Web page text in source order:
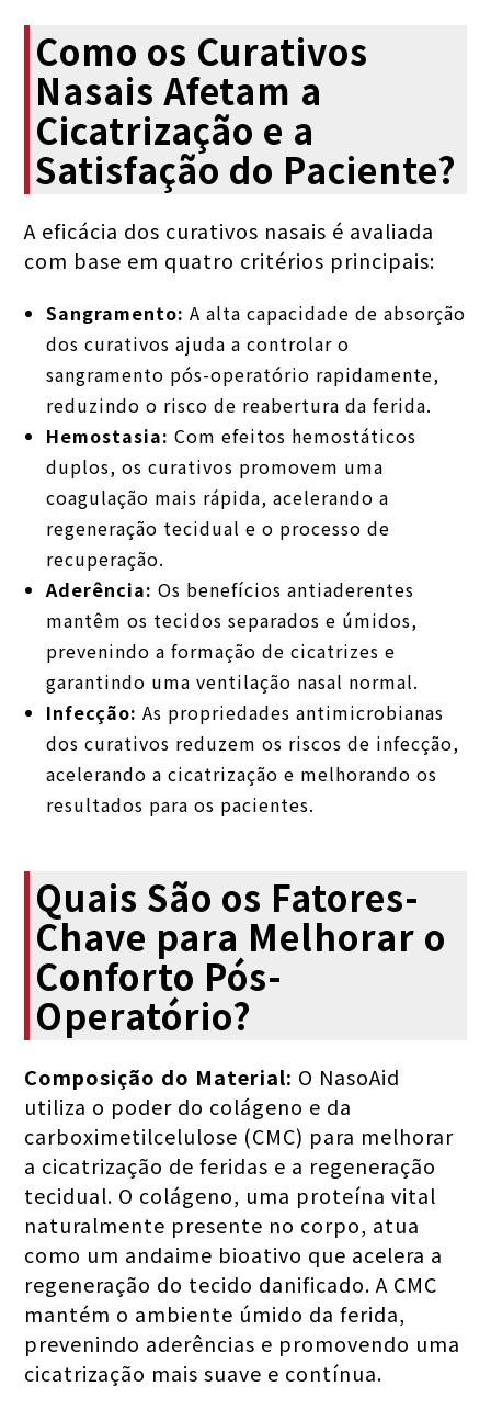
Como os Curativos
Nasais Afetam a
Cicatrização e a
Satisfação do Paciente?
A eficácia dos curativos nasais é avaliada
com base em quatro critérios principais:
Sangramento: A alta capacidade de absorção
dos curativos ajuda a controlar o
sangramento pós-operatório rapidamente,
reduzindo o risco de reabertura da ferida.
Hemostasia: Com efeitos hemostáticos
duplos, os curativos promovem uma
coagulação mais rápida, acelerando a
regeneração tecidual e o processo de
recuperação.
Aderência: Os benefícios antiaderentes
mantêm os tecidos separados e úmidos,
prevenindo a formação de cicatrizes e
garantindo uma ventilação nasal normal.
Infecção: As propriedades antimicrobianas
dos curativos reduzem os riscos de infecção,
acelerando a cicatrização e melhorando os
resultados para os pacientes.
Quais São os Fatores-
Chave para Melhorar o
Conforto Pós-
Operatório?
Composição do Material: O NasoAid
utiliza o poder do colágeno e da
carboximetilcelulose (CMC) para melhorar
a cicatrização de feridas e a regeneração
tecidual. O colágeno, uma proteína vital
naturalmente presente no corpo, atua
como um andaime bioativo que acelera a
regeneração do tecido danificado. A CMC
mantém o ambiente úmido da ferida,
prevenindo aderências e promovendo uma
cicatrização mais suave e contínua.